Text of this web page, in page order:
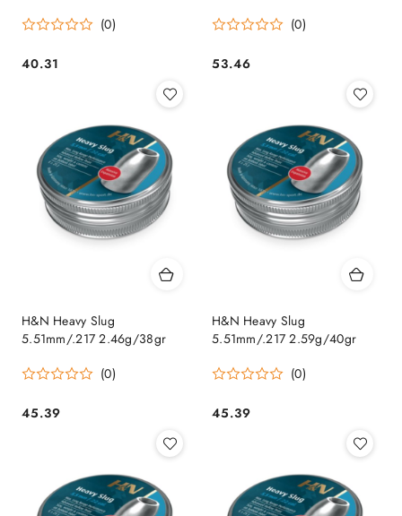
(0)
Cena:
40.31
(0)
Cena:
53.46
H&N Heavy Slug
5.51mm/.217 2.46g/38gr
(0)
Cena:
45.39
H&N Heavy Slug
5.51mm/.217 2.59g/40gr
(0)
Cena:
45.39